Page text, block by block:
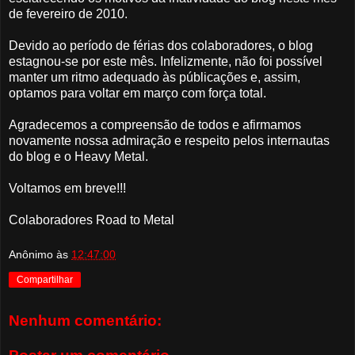
de fevereiro de 2010.
Devido ao período de férias dos colaboradores, o blog
estagnou-se por este mês. Infelizmente, não foi possível
manter um ritmo adequado às públicações e, assim,
optamos para voltar em março com força total.
Agradecemos a compreensão de todos e afirmamos
novamente nossa admiração e respeito pelos internautas
do blog e o Heavy Metal.
Voltamos em breve!!!
Colaboradores Road to Metal
Anônimo às 12:47:00
Compartilhar
Nenhum comentário: